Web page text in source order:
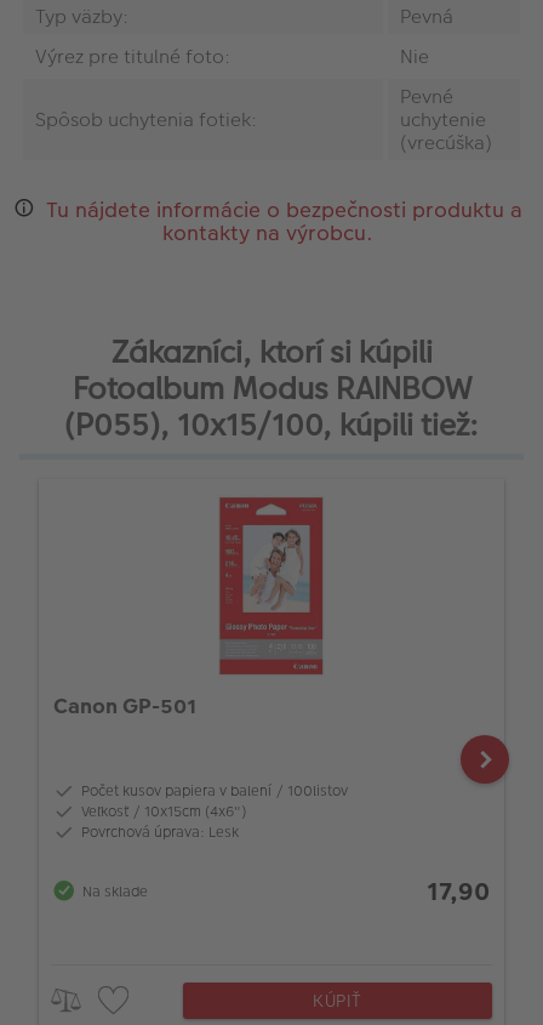
Typ väzby:
Pevná
Výrez pre titulné foto:
Nie
Spôsob uchytenia fotiek:
Pevné
uchytenie
(vrecúška)
Tu nájdete informácie o bezpečnosti produktu a
kontakty na výrobcu.
Zákazníci, ktorí si kúpili
Fotoalbum Modus RAINBOW
(P055), 10x15/100, kúpili tiež:
Canon GP-501
Počet kusov papiera v balení / 100listov
Veľkosť / 10x15cm (4x6")
Povrchová úprava: Lesk
Na sklade 17,90
KÚPIŤ